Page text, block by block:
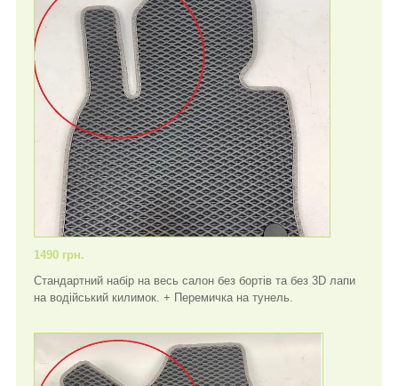
1490 грн.
Стандартний набір на весь салон без бортів та без 3D лапи
на водійський килимок. + Перемичка на тунель.